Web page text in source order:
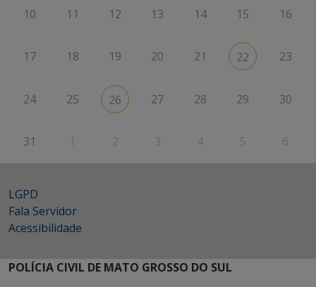
10 11 12 13 14 15 16
17 18 19 20 21 22 23
24 25 26 27 28 29 30
31 1 2 3 4 5 6
LGPD
Fala Servidor
Acessibilidade
POLÍCIA CIVIL DE MATO GROSSO DO SUL